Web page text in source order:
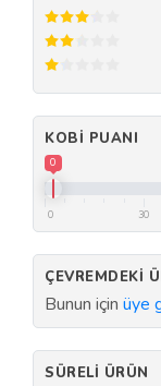
KOBI PUANI
0
0 30
ÇEVREMDEKI
Bunun için üye
SÜRELI ÜRÜN